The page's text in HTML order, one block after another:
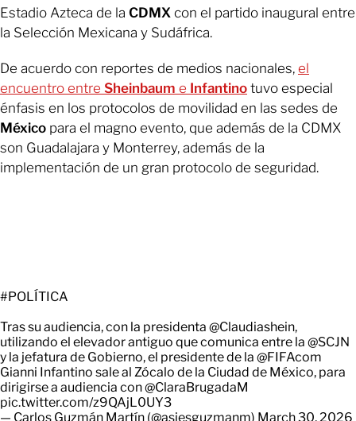
Estadio Azteca de la CDMX con el partido inaugural entre
la Selección Mexicana y Sudáfrica.
De acuerdo con reportes de medios nacionales, el
encuentro entre Sheinbaum e Infantino tuvo especial
énfasis en los protocolos de movilidad en las sedes de
México para el magno evento, que además de la CDMX
son Guadalajara y Monterrey, además de la
implementación de un gran protocolo de seguridad.
#POLÍTICA
Tras su audiencia, con la presidenta @Claudiashein,
utilizando el elevador antiguo que comunica entre la @SCJN
y la jefatura de Gobierno, el presidente de la @FIFAcom
Gianni Infantino sale al Zócalo de la Ciudad de México, para
dirigirse a audiencia con@ClaraBrugadaM
pic.twitter.com/z9QAjL0UY3
— Carlos Guzmán Martín (@asiesguzmanm) March 30, 2026